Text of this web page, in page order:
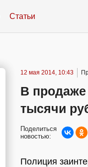
Статьи
12 мая 2014, 10:43
В продаже
тысячи
Поделиться
новостью:
Полиция